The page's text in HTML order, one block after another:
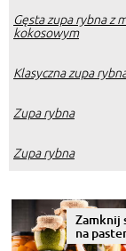
Gęsta zupa rybna z
kokosowym
Klasyczna zupa
Zupa rybna
Zupa rybna
Zamknij
na